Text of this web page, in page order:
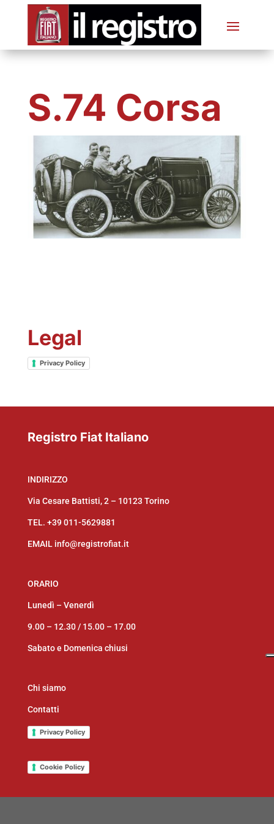
S.74 Corsa
Legal
Privacy Policy
Registro Fiat Italiano
INDIRIZZO
Via Cesare Battisti, 2 – 10123 Torino
TEL. +39 011-5629881
EMAIL info@registrofiat.it
ORARIO
Lunedì – Venerdì
9.00 – 12.30 / 15.00 – 17.00
Sabato e Domenica chiusi
Chi siamo
Contatti
Privacy Policy
Cookie Policy